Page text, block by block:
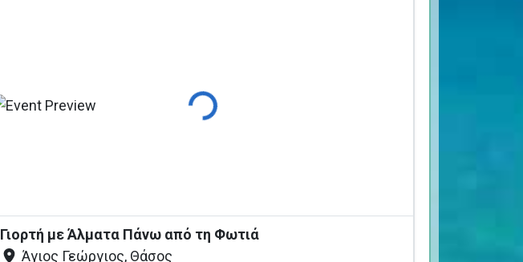
Φόρτωση...
Γιορτή με Άλματα Πάνω από τη Φωτιά
Άγιος Γεώργιος, Θάσος